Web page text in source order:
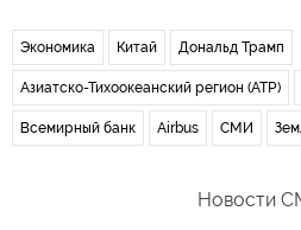
Экономика Китай Дональд Трамп
Азиатско-Тихоокеанский регион (АТР)
Всемирный банк Airbus СМИ
Новости